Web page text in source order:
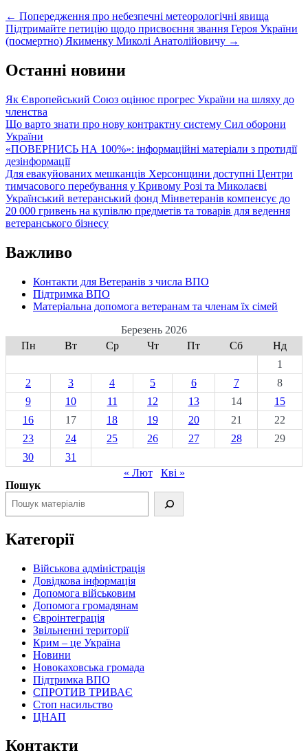
Post
navigation
← Попередження про небезпечні метеорологічні явища
Підтримайте петицію щодо присвоєння звання Героя України
(посмертно) Якименку Миколі Анатолійовичу →
Останні новини
Як Європейський Союз оцінює прогрес України на шляху до
членства
Що варто знати про нову контрактну систему Сил оборони
України
«ПОВЕРНИСЬ НА 100%»: інформаційні матеріали з протидії
дезінформації
Для евакуйованих мешканців Херсонщини доступні Центри
тимчасового перебування у Кривому Розі та Миколаєві
Український ветеранський фонд Мінветеранів компенсує до
20 000 гривень на купівлю предметів та товарів для ведення
ветеранського бізнесу
Важливо
Контакти для Ветеранів з числа ВПО
Підтримка ВПО
Матеріальна допомога ветеранам та членам їх сімей
Березень 2026
Пн
Вт Ср Чт Пт Сб
Нд
1
2
3 4 5 6 7
8
9
10 11 12 13 14
15
16
17 18 19 20 21
22
23
24 25 26 27 28
29
30
31
« Лют
Кві »
Пошук
Категорії
Військова адміністрація
Довідкова інформація
Допомога військовим
Допомога громадянам
Євроінтеграція
Звільненні території
Крим – це Україна
Новини
Новокаховська громада
Підтримка ВПО
СПРОТИВ ТРИВАЄ
Стоп насильство
ЦНАП
Контакти